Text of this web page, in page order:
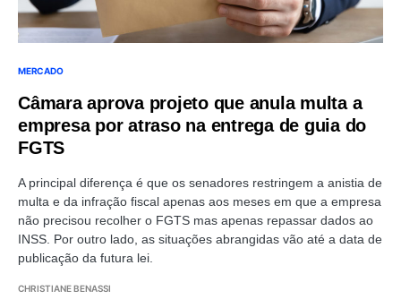
MERCADO
Câmara aprova projeto que anula multa a
empresa por atraso na entrega de guia do
FGTS
A principal diferença é que os senadores restringem a anistia de
multa e da infração fiscal apenas aos meses em que a empresa
não precisou recolher o FGTS mas apenas repassar dados ao
INSS. Por outro lado, as situações abrangidas vão até a data de
publicação da futura lei.
CHRISTIANE BENASSI